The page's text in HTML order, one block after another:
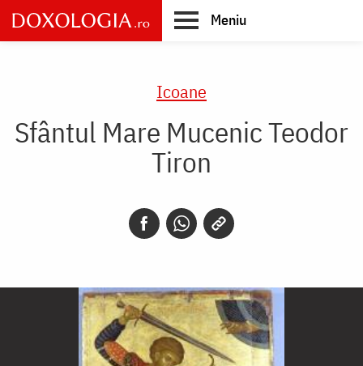
Skip
to
main
Meniu
Icoane
Sfântul Mare Mucenic Teodor
Tiron